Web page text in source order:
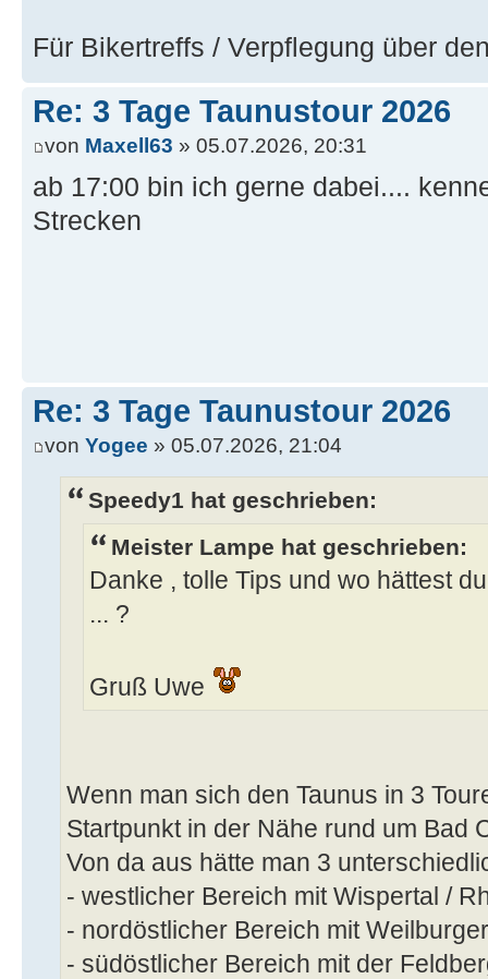
Für Bikertreffs / Verpflegung über
Re: 3 Tage Taunustour 2026
von Maxell63 » 05.07.2026, 20:31
ab 17:00 bin ich gerne dabei....
Strecken
Re: 3 Tage Taunustour 2026
von Yogee » 05.07.2026, 21:04
Speedy1 hat geschrieben:
Meister Lampe hat geschrieben:
Danke , tolle Tips und wo hättest
... ?
Gruß Uwe
Wenn man sich den Taunus in 3
Startpunkt in der Nähe rund um Bad
Von da aus hätte man 3
- westlicher Bereich mit Wispertal /
- nordöstlicher Bereich mit
- südöstlicher Bereich mit der